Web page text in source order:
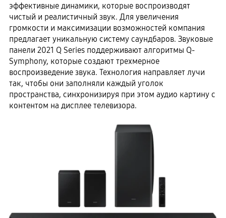
эффективные динамики, которые воспроизводят
чистый и реалистичный звук. Для увеличения
громкости и максимизации возможностей компания
предлагает уникальную систему саундбаров. Звуковые
панели 2021 Q Series поддерживают алгоритмы Q-
Symphony, которые создают трехмерное
воспроизведение звука. Технология направляет лучи
так, чтобы они заполняли каждый уголок
пространства, синхронизируя при этом аудио картину с
контентом на дисплее телевизора.